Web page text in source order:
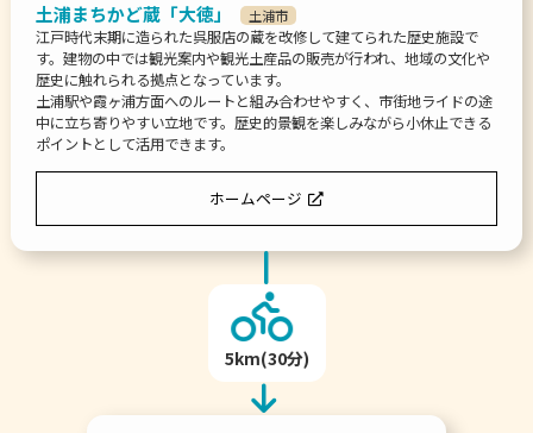
土浦まちかど蔵「大徳」 土浦市
江戸時代末期に造られた呉服店の蔵を改修して建てられた歴史施設で
す。建物の中では観光案内や観光土産品の販売が行われ、地域の文化や
歴史に触れられる拠点となっています。
土浦駅や霞ヶ浦方面へのルートと組み合わせやすく、市街地ライドの途
中に立ち寄りやすい立地です。歴史的景観を楽しみながら小休止できる
ポイントとして活用できます。
ホームページ
5km(30分)